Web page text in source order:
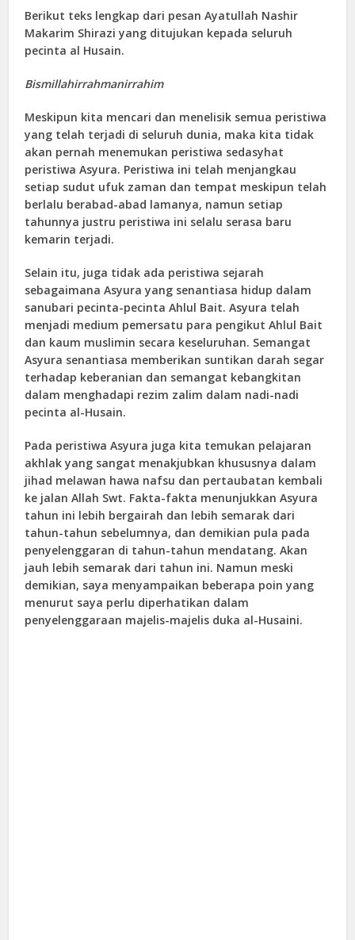
Berikut teks lengkap dari pesan Ayatullah Nashir
Makarim Shirazi yang ditujukan kepada seluruh
pecinta al Husain.
Bismillahirrahmanirrahim
Meskipun kita mencari dan menelisik semua peristiwa
yang telah terjadi di seluruh dunia, maka kita tidak
akan pernah menemukan peristiwa sedasyhat
peristiwa Asyura. Peristiwa ini telah menjangkau
setiap sudut ufuk zaman dan tempat meskipun telah
berlalu berabad-abad lamanya, namun setiap
tahunnya justru peristiwa ini selalu serasa baru
kemarin terjadi.
Selain itu, juga tidak ada peristiwa sejarah
sebagaimana Asyura yang senantiasa hidup dalam
sanubari pecinta-pecinta Ahlul Bait. Asyura telah
menjadi medium pemersatu para pengikut Ahlul Bait
dan kaum muslimin secara keseluruhan. Semangat
Asyura senantiasa memberikan suntikan darah segar
terhadap keberanian dan semangat kebangkitan
dalam menghadapi rezim zalim dalam nadi-nadi
pecinta al-Husain.
Pada peristiwa Asyura juga kita temukan pelajaran
akhlak yang sangat menakjubkan khususnya dalam
jihad melawan hawa nafsu dan pertaubatan kembali
ke jalan Allah Swt. Fakta-fakta menunjukkan Asyura
tahun ini lebih bergairah dan lebih semarak dari
tahun-tahun sebelumnya, dan demikian pula pada
penyelenggaran di tahun-tahun mendatang. Akan
jauh lebih semarak dari tahun ini. Namun meski
demikian, saya menyampaikan beberapa poin yang
menurut saya perlu diperhatikan dalam
penyelenggaraan majelis-majelis duka al-Husaini.